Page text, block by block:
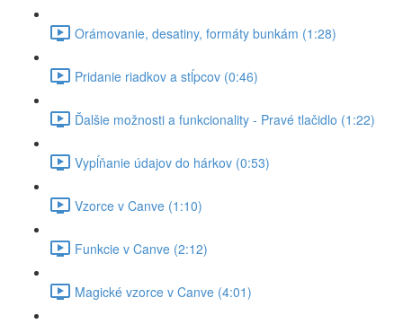
Orámovanie, desatiny, formáty bunkám (1:28)
Pridanie riadkov a stĺpcov (0:46)
Ďalšie možnosti a funkcionality - Pravé tlačidlo (1:22)
Vypĺňanie údajov do hárkov (0:53)
Vzorce v Canve (1:10)
Funkcie v Canve (2:12)
Magické vzorce v Canve (4:01)